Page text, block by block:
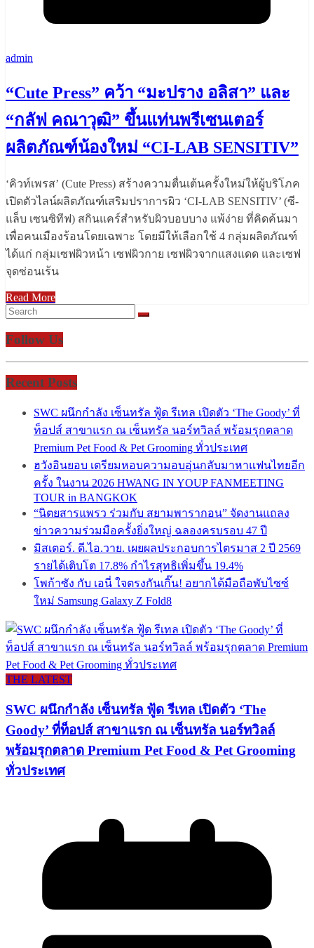
admin
“Cute Press” คว้า “มะปราง อลิสา” และ
“กลัฟ คณาวุฒิ” ขึ้นแท่นพรีเซนเตอร์
ผลิตภัณฑ์น้องใหม่ “CI-LAB SENSITIV”
‘คิวท์เพรส’ (Cute Press) สร้างความตื่นเต้นครั้งใหม่ให้ผู้บริโภค
เปิดตัวไลน์ผลิตภัณฑ์เสริมปราการผิว ‘CI-LAB SENSITIV’ (ซี-
แล็บ เซนซิทีฟ) สกินแคร์สำหรับผิวบอบบาง แพ้ง่าย ที่คิดค้นมา
เพื่อคนเมืองร้อนโดยเฉพาะ โดยมีให้เลือกใช้ 4 กลุ่มผลิตภัณฑ์
ได้แก่ กลุ่มเซฟผิวหน้า เซฟผิวกาย เซฟผิวจากแสงแดด และเซฟ
จุดซ่อนเร้น
Read More
Follow Us
Recent Posts
SWC ผนึกกำลัง เซ็นทรัล ฟู้ด รีเทล เปิดตัว ‘The Goody’ ที่
ท็อปส์ สาขาแรก ณ เซ็นทรัล นอร์ทวิลล์ พร้อมรุกตลาด
Premium Pet Food & Pet Grooming ทั่วประเทศ
ฮวังอินยอบ เตรียมหอบความอบอุ่นกลับมาหาแฟนไทยอีก
ครั้ง ในงาน 2026 HWANG IN YOUP FANMEETING
TOUR in BANGKOK
“นิตยสารแพรว ร่วมกับ สยามพารากอน” จัดงานแถลง
ข่าวความร่วมมือครั้งยิ่งใหญ่ ฉลองครบรอบ 47 ปี
มิสเตอร์. ดี.ไอ.วาย. เผยผลประกอบการไตรมาส 2 ปี 2569
รายได้เติบโต 17.8% กำไรสุทธิเพิ่มขึ้น 19.4%
โพก้าซัง กับ เอนี่ ใจตรงกันเกิ๊น! อยากได้มือถือพับไซซ์
ใหม่ Samsung Galaxy Z Fold8
THE LATEST
SWC ผนึกกำลัง เซ็นทรัล ฟู้ด รีเทล เปิดตัว ‘The
Goody’ ที่ท็อปส์ สาขาแรก ณ เซ็นทรัล นอร์ทวิลล์
พร้อมรุกตลาด Premium Pet Food & Pet Grooming
ทั่วประเทศ